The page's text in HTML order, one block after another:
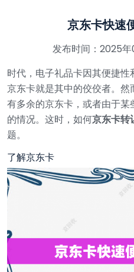
京东卡快速
发布时间：2025
时代，电子礼品卡因其便捷性
京东卡就是其中的佼佼者。
有多余的京东卡，或者由于
的情况。这时，如何京东卡转
题。
了解京东卡